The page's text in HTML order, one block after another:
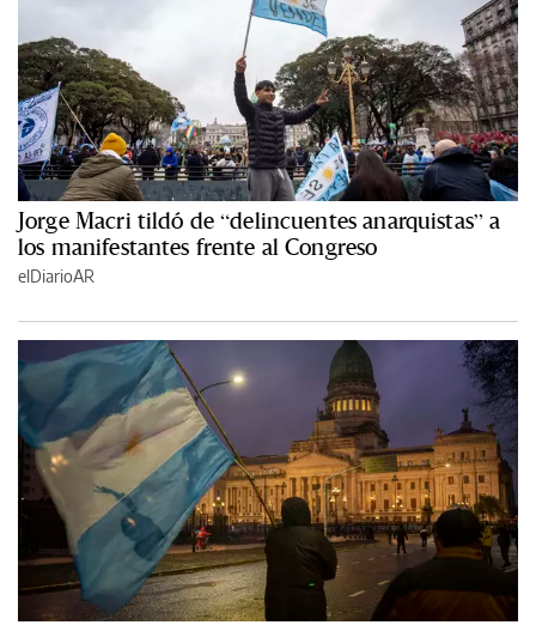
Jorge Macri tildó de “delincuentes anarquistas” a
los manifestantes frente al Congreso
elDiarioAR